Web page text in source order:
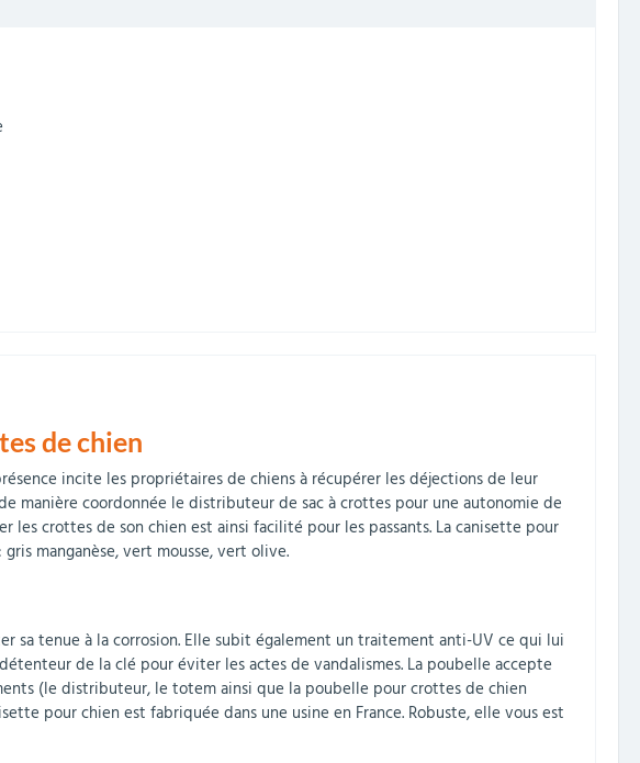
de chien
incite les propriétaires de chiens à récupérer les déjections de leur
manière coordonnée le distributeur de sac à crottes pour une autonomie de
les crottes de son chien est ainsi facilité pour les passants. La canisette pour
manganèse, vert mousse, vert olive.
tenue à la corrosion. Elle subit également un traitement anti-UV ce qui lui
de la clé pour éviter les actes de vandalismes. La poubelle accepte
(le distributeur, le totem ainsi que la poubelle pour crottes de chien
pour chien est fabriquée dans une usine en France. Robuste, elle vous est